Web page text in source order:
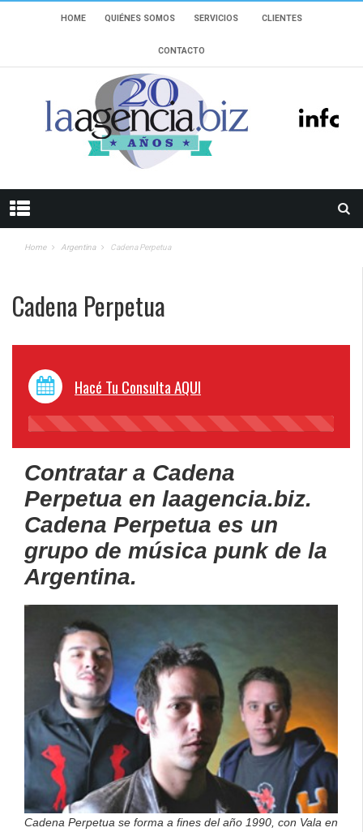
HOME QUIÉNES SOMOS SERVICIOS CLIENTES
CONTACTO
Home Argentina Cadena Perpetua
Cadena Perpetua
Hacé Tu Consulta AQUI
45%
Contratar a Cadena
Perpetua en laagencia.biz.
Cadena Perpetua es un
grupo de música punk de la
Argentina.
Cadena Perpetua se forma a fines del año 1990, con Vala en